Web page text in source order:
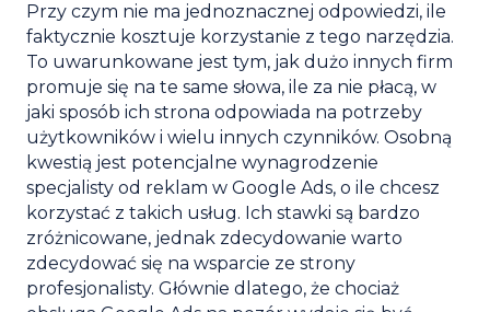
Przy czym nie ma jednoznacznej odpowiedzi, ile
faktycznie kosztuje korzystanie z tego narzędzia.
To uwarunkowane jest tym, jak dużo innych firm
promuje się na te same słowa, ile za nie płacą, w
jaki sposób ich strona odpowiada na potrzeby
użytkowników i wielu innych czynników. Osobną
kwestią jest potencjalne wynagrodzenie
specjalisty od reklam w Google Ads, o ile chcesz
korzystać z takich usług. Ich stawki są bardzo
zróżnicowane, jednak zdecydowanie warto
zdecydować się na wsparcie ze strony
profesjonalisty. Głównie dlatego, że chociaż